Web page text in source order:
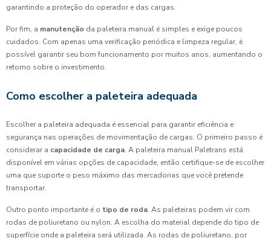
garantindo a proteção do operador e das cargas.
Por fim, a manutenção da paleteira manual é simples e exige poucos
cuidados. Com apenas uma verificação periódica e limpeza regular, é
possível garantir seu bom funcionamento por muitos anos, aumentando o
retorno sobre o investimento.
Como escolher a paleteira adequada
Escolher a paleteira adequada é essencial para garantir eficiência e
segurança nas operações de movimentação de cargas. O primeiro passo é
considerar a capacidade de carga. A paleteira manual Paletrans está
disponível em várias opções de capacidade, então certifique-se de escolher
uma que suporte o peso máximo das mercadorias que você pretende
transportar.
Outro ponto importante é o tipo de roda. As paleteiras podem vir com
rodas de poliuretano ou nylon. A escolha do material depende do tipo de
superfície onde a paleteira será utilizada. As rodas de poliuretano, por